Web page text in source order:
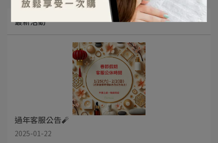
最新活動
過年客服公告🧨
2025-01-22